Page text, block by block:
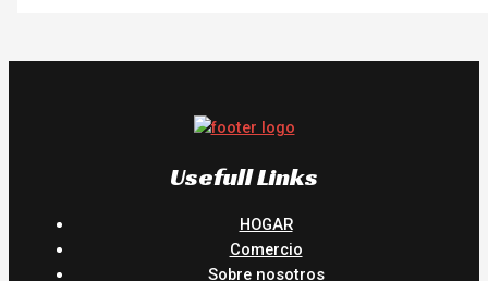
Usefull Links
HOGAR
Comercio
Sobre nosotros